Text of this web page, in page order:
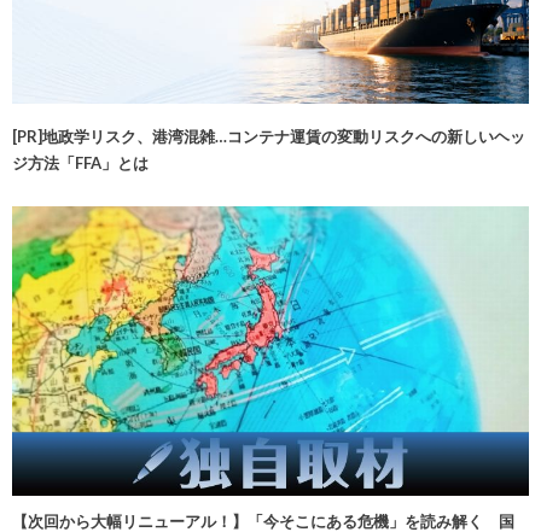
[PR]地政学リスク、港湾混雑…コンテナ運賃の変動リスクへの新しいヘッ
ジ方法「FFA」とは
【次回から大幅リニューアル！】「今そこにある危機」を読み解く 国